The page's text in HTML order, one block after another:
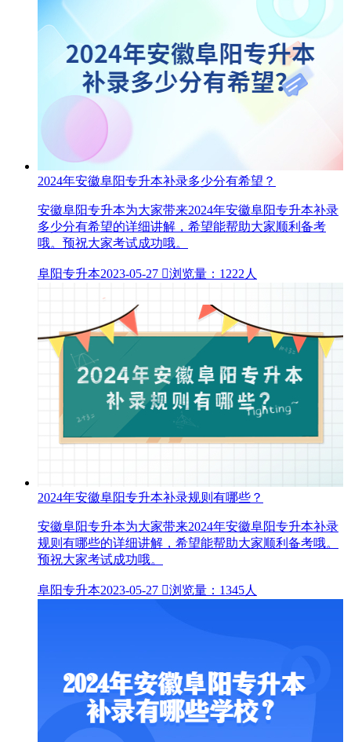
2024年安徽阜阳专升本补录多少分有希望？
安徽阜阳专升本为大家带来2024年安徽阜阳专升本补录
多少分有希望的详细讲解，希望能帮助大家顺利备考
哦。预祝大家考试成功哦。
阜阳专升本2023-05-27 浏览量：1222人
2024年安徽阜阳专升本补录规则有哪些？
安徽阜阳专升本为大家带来2024年安徽阜阳专升本补录
规则有哪些的详细讲解，希望能帮助大家顺利备考哦。
预祝大家考试成功哦。
阜阳专升本2023-05-27 浏览量：1345人